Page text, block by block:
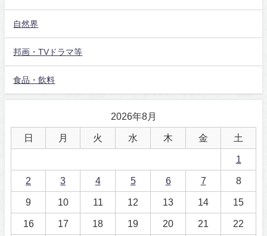
自然界
邦画・TVドラマ等
食品・飲料
2026年8月
日 月 火 水 木 金 土
1
2 3 4 5 6 7 8
9 10 11 12 13 14 15
16 17 18 19 20 21 22